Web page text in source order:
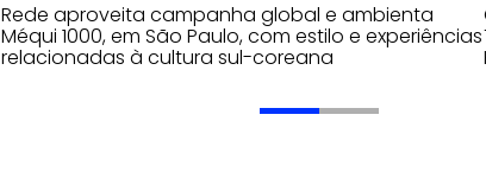
Rede aproveita campanha global e ambienta
Méqui 1000, em São Paulo, com estilo e experiências
relacionadas à cultura sul-coreana